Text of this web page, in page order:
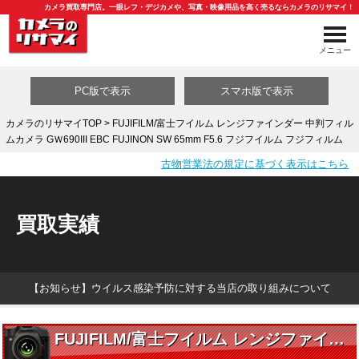
カメラ買取専門店。一眼レフ・デジカメや、写真・映像用品を高く売るならカメラのリサマイ！
メニュー
PC版で表示 スマホ版で表示
カメラのリサマイTOP> FUJIFILM/富士フイルム レンジファインダー 中判フィル
ムカメラ GＷ690III EBC FUJINON SW 65mm F5.6 フジフイルム フジフィルム
古物営業法の規定に基づく表示はこちら
買取実績
【お知らせ】ウイルス感染予防に対する当店の取り組みについて
FUJIFILM/富士フイルム レンジファインダー 中判フィルムカメラ GＷ690III EBC FUJINON SW 65mm F5.6 フジフイルム フジフィルム